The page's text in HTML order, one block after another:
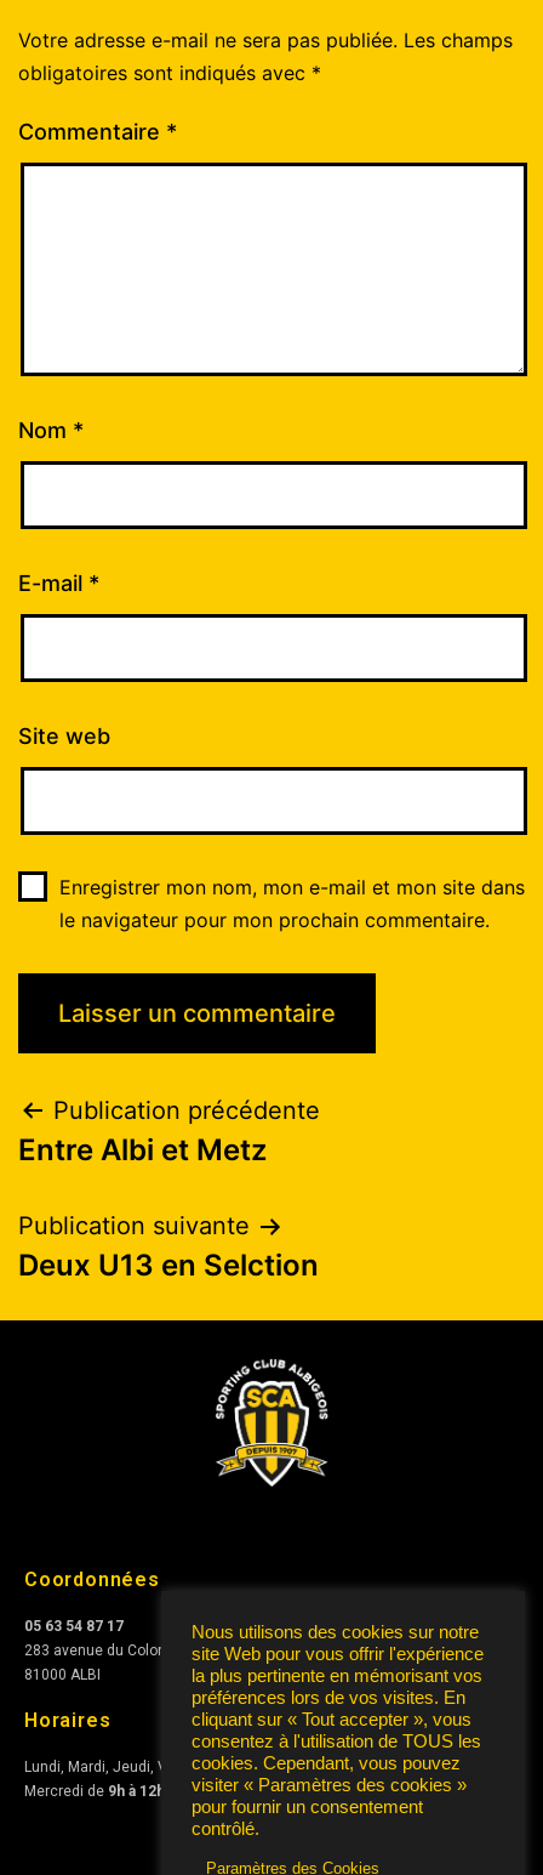
Votre adresse e-mail ne sera pas publiée. Les champs
obligatoires sont indiqués avec *
Commentaire *
Nom *
E-mail *
Site web
Enregistrer mon nom, mon e-mail et mon site dans
le navigateur pour mon prochain commentaire.
Publication précédente
Entre Albi et Metz
Publication suivante
Deux U13 en Selction
Coordonnées
05 63 54 87 17
283 avenue du Colonel Teyssier
81000 ALBI
Horaires
Lundi, Mardi, Jeudi, Vendredi de10h à 12het de15h à 17h
Mercredi de 9h à 12h
Nous utilisons des cookies sur notre
site Web pour vous offrir l'expérience
la plus pertinente en mémorisant vos
préférences lors de vos visites. En
cliquant sur « Tout accepter », vous
consentez à l'utilisation de TOUS les
cookies. Cependant, vous pouvez
visiter « Paramètres des cookies »
pour fournir un consentement
contrôlé.
Paramètres des Cookies